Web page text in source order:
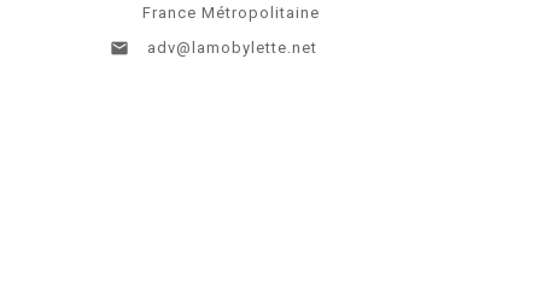
France Métropolitaine
 adv@lamobylette.net